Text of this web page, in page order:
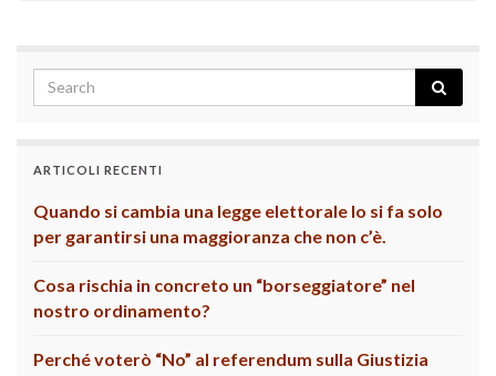
ARTICOLI RECENTI
Quando si cambia una legge elettorale lo si fa solo
per garantirsi una maggioranza che non c’è.
Cosa rischia in concreto un “borseggiatore” nel
nostro ordinamento?
Perché voterò “No” al referendum sulla Giustizia